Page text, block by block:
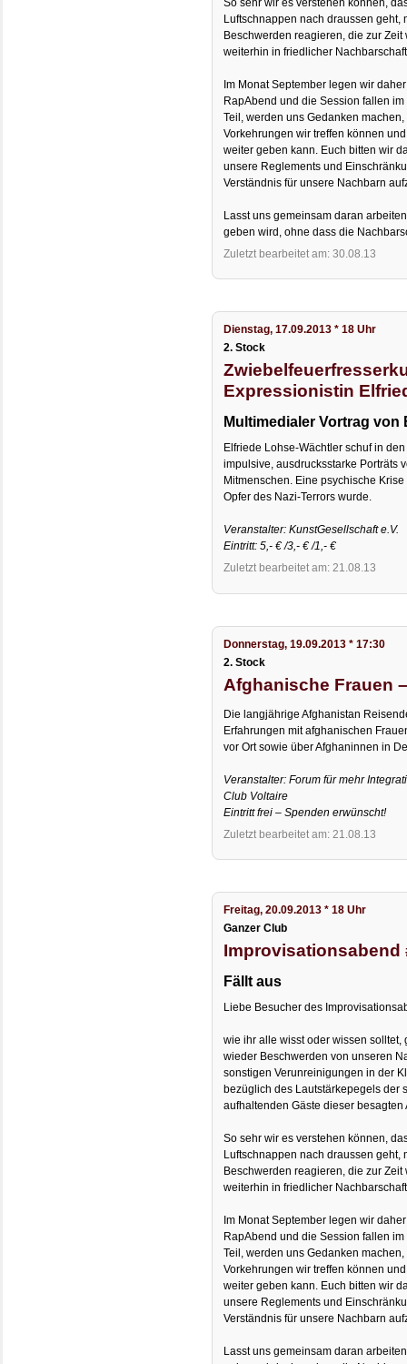
Luftschnappen nach draussen geht,
Beschwerden reagieren, die zur
weiterhin in friedlicher
Im Monat September legen wir
RapAbend und die Session fallen
Teil, werden uns Gedanken
Vorkehrungen wir treffen können
weiter geben kann. Euch bitten wir
unsere Reglements und
Verständnis für unsere Nachbarn
Lasst uns gemeinsam daran
geben wird, ohne dass die
Zuletzt bearbeitet am: 30.08.13
Dienstag, 17.09.2013 * 18 Uhr
2. Stock
Expressionistin
Multimedialer Vortrag von
Elfriede Lohse-Wächtler schuf in
impulsive, ausdrucksstarke Porträts
Mitmenschen. Eine psychische
Opfer des Nazi-Terrors wurde.
Veranstalter: KunstGesellschaft e.V.
Eintritt: 5,- € /3,- € /1,- €
Zuletzt bearbeitet am: 21.08.13
Donnerstag, 19.09.2013 * 17:30
2. Stock
Afghanische Frauen
Die langjährige Afghanistan
Erfahrungen mit afghanischen
vor Ort sowie über Afghaninnen in
Veranstalter: Forum für mehr
Club Voltaire
Eintritt frei – Spenden erwünscht!
Zuletzt bearbeitet am: 21.08.13
Freitag, 20.09.2013 * 18 Uhr
Ganzer Club
Improvisationsabend
Fällt aus
Liebe Besucher des
wie ihr alle wisst oder wissen
wieder Beschwerden von unseren
sonstigen Verunreinigungen in der
bezüglich des Lautstärkepegels der
aufhaltenden Gäste dieser besagten
So sehr wir es verstehen können,
Luftschnappen nach draussen geht,
Beschwerden reagieren, die zur
weiterhin in friedlicher
Im Monat September legen wir
RapAbend und die Session fallen
Teil, werden uns Gedanken
Vorkehrungen wir treffen können
weiter geben kann. Euch bitten wir
unsere Reglements und
Verständnis für unsere Nachbarn
Lasst uns gemeinsam daran